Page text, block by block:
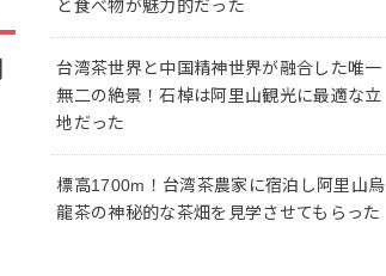
と食べ物が魅力的だった
台湾茶世界と中国精神世界が融合した唯一
無二の絶景！石棹は阿里山観光に最適な立
地だった
標高1700m！台湾茶農家に宿泊し阿里山烏
龍茶の神秘的な茶畑を見学させてもらった